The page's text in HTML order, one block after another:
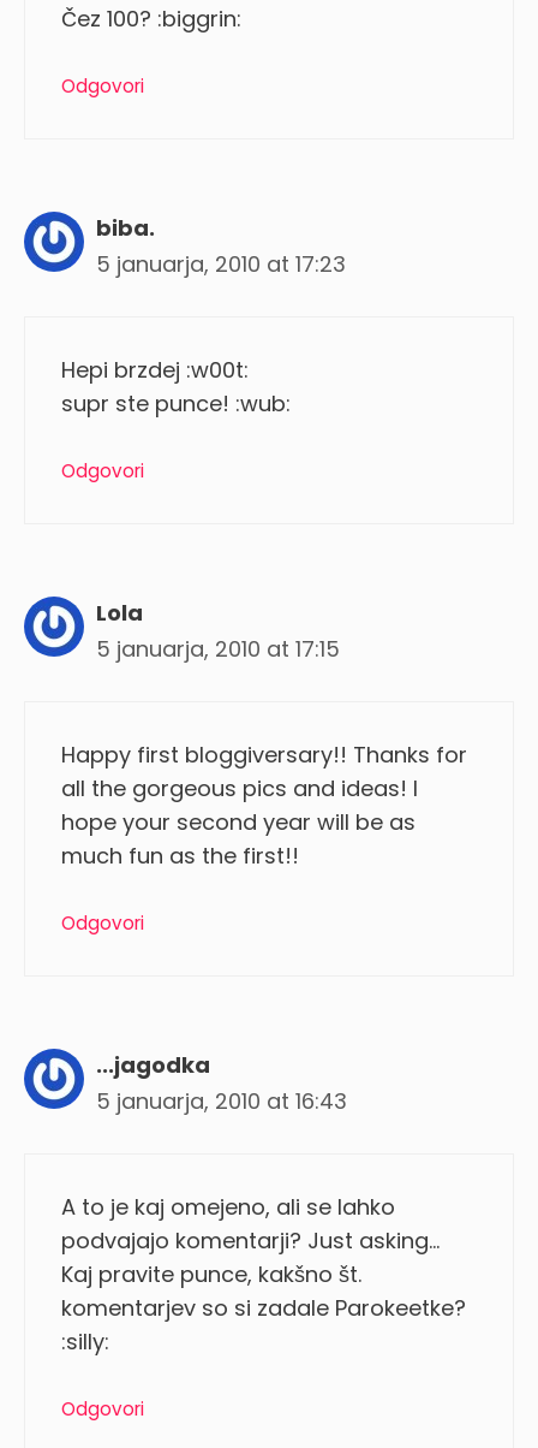
Čez 100? :biggrin:
Odgovori
biba.
5 januarja, 2010 at 17:23
Hepi brzdej :w00t:
supr ste punce! :wub:
Odgovori
Lola
5 januarja, 2010 at 17:15
Happy first bloggiversary!! Thanks for
all the gorgeous pics and ideas! I
hope your second year will be as
much fun as the first!!
Odgovori
...jagodka
5 januarja, 2010 at 16:43
A to je kaj omejeno, ali se lahko
podvajajo komentarji? Just asking…
Kaj pravite punce, kakšno št.
komentarjev so si zadale Parokeetke?
:silly:
Odgovori